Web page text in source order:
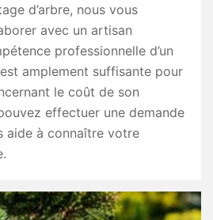
d’arbre, nous vous
avec un artisan
professionnelle d’un
amplement suffisante pour
le coût de son
effectuer une demande
aide à connaître votre